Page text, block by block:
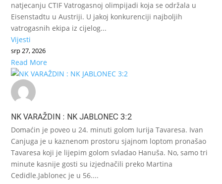
natjecanju CTIF Vatrogasnoj olimpijadi koja se održala u
Eisenstadtu u Austriji. U jakoj konkurenciji najboljih
vatrogasnih ekipa iz cijelog...
Vijesti
srp 27, 2026
Read More
NK VARAŽDIN : NK JABLONEC 3:2
Domaćin je poveo u 24. minuti golom Iurija Tavaresa. Ivan
Canjuga je u kaznenom prostoru sjajnom loptom pronašao
Tavaresa koji je lijepim golom svladao Hanuša. No, samo tri
minute kasnije gosti su izjednačili preko Martina
Cedidle.Jablonec je u 56....